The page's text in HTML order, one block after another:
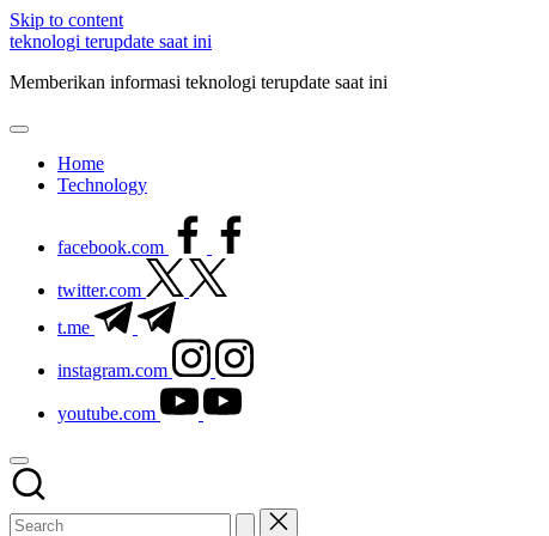
Skip to content
teknologi terupdate saat ini
Memberikan informasi teknologi terupdate saat ini
Home
Technology
facebook.com
twitter.com
t.me
instagram.com
youtube.com